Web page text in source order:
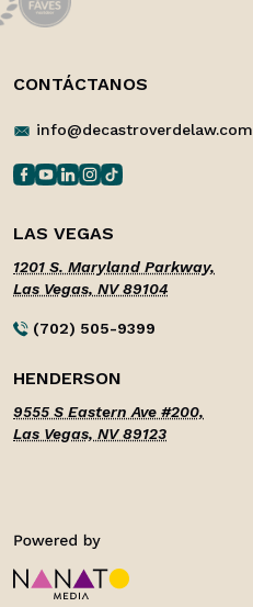
CONTÁCTANOS
info@decastroverdelaw.com
LAS VEGAS
1201 S. Maryland Parkway,
Las Vegas, NV 89104
(702) 505-9399
HENDERSON
9555 S Eastern Ave #200,
Las Vegas, NV 89123